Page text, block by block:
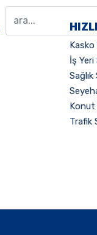
Kasko
İş Yeri
Konut
Trafik